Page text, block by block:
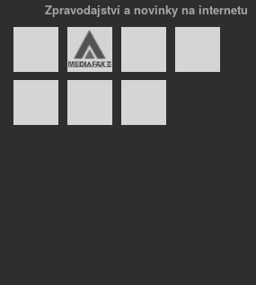
Zpravodajství a novinky na internetu